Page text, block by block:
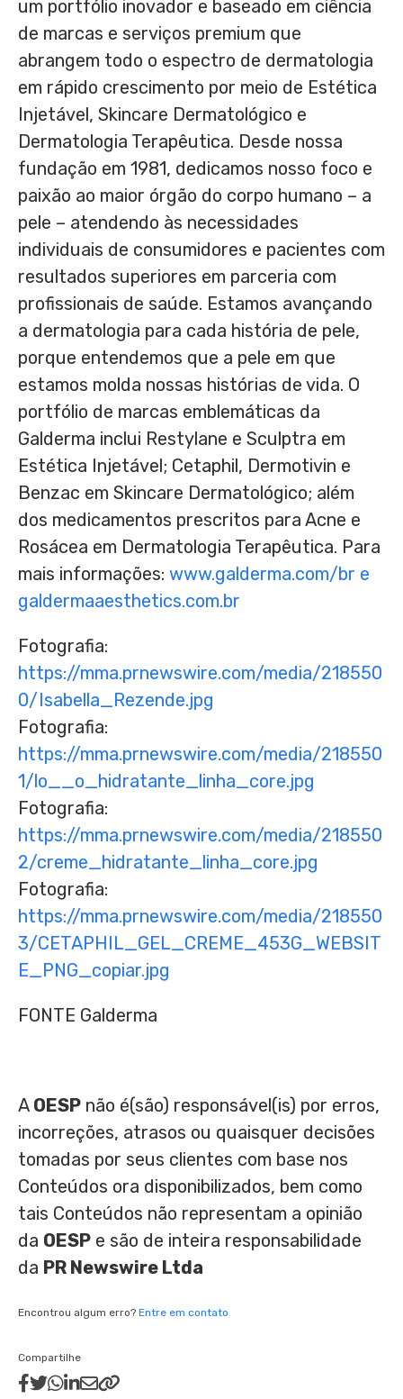
um portfólio inovador e baseado em ciência
de marcas e serviços premium que
abrangem todo o espectro de dermatologia
em rápido crescimento por meio de Estética
Injetável, Skincare Dermatológico e
Dermatologia Terapêutica. Desde nossa
fundação em 1981, dedicamos nosso foco e
paixão ao maior órgão do corpo humano – a
pele – atendendo às necessidades
individuais de consumidores e pacientes com
resultados superiores em parceria com
profissionais de saúde. Estamos avançando
a dermatologia para cada história de pele,
porque entendemos que a pele em que
estamos molda nossas histórias de vida. O
portfólio de marcas emblemáticas da
Galderma inclui Restylane e Sculptra em
Estética Injetável; Cetaphil, Dermotivin e
Benzac em Skincare Dermatológico; além
dos medicamentos prescritos para Acne e
Rosácea em Dermatologia Terapêutica. Para
mais informações: www.galderma.com/br e
galdermaaesthetics.com.br
Fotografia:
https://mma.prnewswire.com/media/218550
0/Isabella_Rezende.jpg
Fotografia:
https://mma.prnewswire.com/media/218550
1/lo__o_hidratante_linha_core.jpg
Fotografia:
https://mma.prnewswire.com/media/218550
2/creme_hidratante_linha_core.jpg
Fotografia:
https://mma.prnewswire.com/media/218550
3/CETAPHIL_GEL_CREME_453G_WEBSIT
E_PNG_copiar.jpg
FONTE Galderma
A OESP não é(são) responsável(is) por erros,
incorreções, atrasos ou quaisquer decisões
tomadas por seus clientes com base nos
Conteúdos ora disponibilizados, bem como
tais Conteúdos não representam a opinião
da OESP e são de inteira responsabilidade
da PR Newswire Ltda
Encontrou algum erro? Entre em contato
Compartilhe